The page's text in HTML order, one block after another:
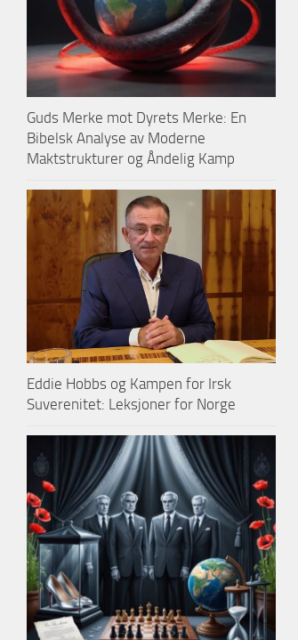
Guds Merke mot Dyrets Merke: En
Bibelsk Analyse av Moderne
Maktstrukturer og Åndelig Kamp
Eddie Hobbs og Kampen for Irsk
Suverenitet: Leksjoner for Norge